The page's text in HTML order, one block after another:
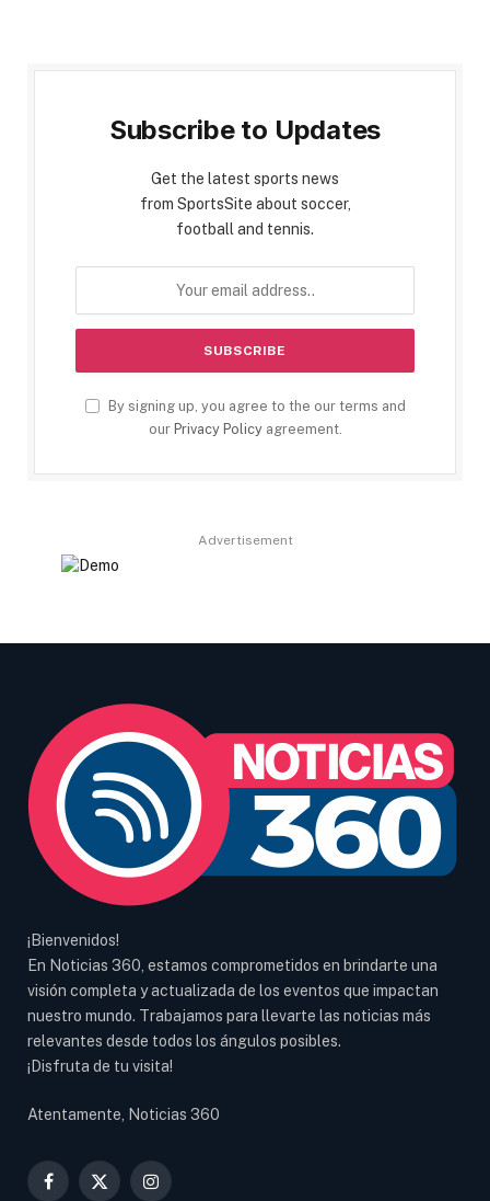
Subscribe to Updates
Get the latest sports news
from SportsSite about soccer,
football and tennis.
By signing up, you agree to the our terms and
our Privacy Policyagreement.
Advertisement
¡Bienvenidos!
En Noticias 360, estamos comprometidos en brindarte una
visión completa y actualizada de los eventos que impactan
nuestro mundo. Trabajamos para llevarte las noticias más
relevantes desde todos los ángulos posibles.
¡Disfruta de tu visita!
Atentamente, Noticias 360
Facebook
X
Instagram